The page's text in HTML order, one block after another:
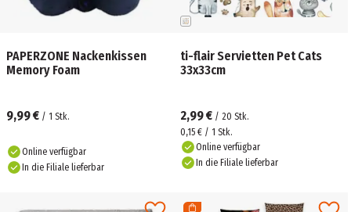
PAPERZONE Nackenkissen
Memory Foam
9,99 € / 1 Stk.
Online verfügbar
In die Filiale lieferbar
ti-flair Servietten Pet Cats
33x33cm
2,99 € / 20 Stk.
0,15 € / 1 Stk.
Online verfügbar
In die Filiale lieferbar